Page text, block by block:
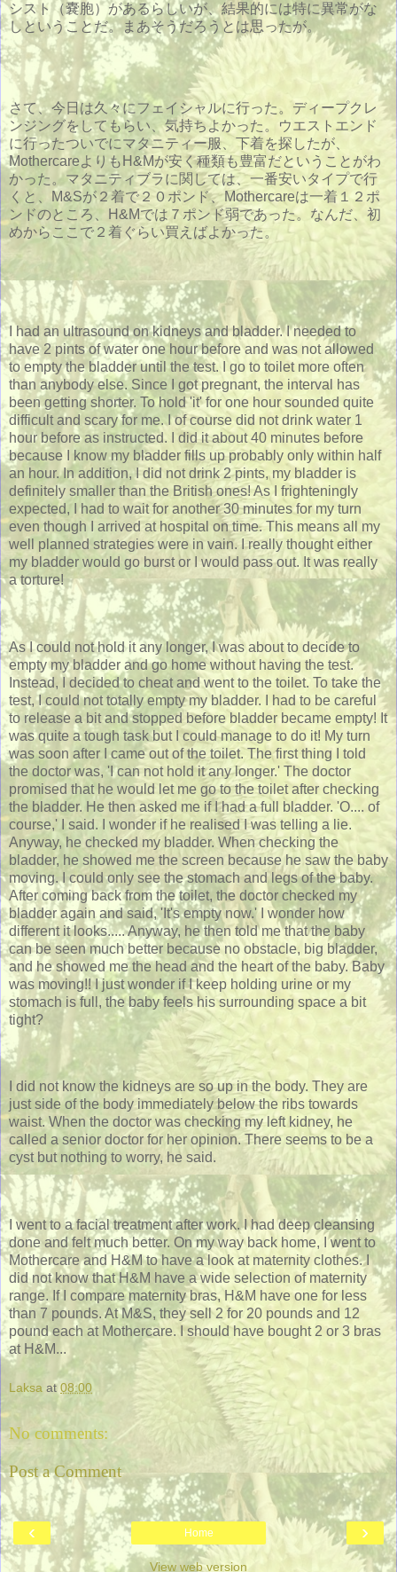
シスト（嚢胞）があるらしいが、結果的には特に異常がな
しということだ。まあそうだろうとは思ったが。
さて、今日は久々にフェイシャルに行った。ディープクレ
ンジングをしてもらい、気持ちよかった。ウエストエンド
に行ったついでにマタニティー服、下着を探したが、
MothercareよりもH&Mが安く種類も豊富だということがわ
かった。マタニティブラに関しては、一番安いタイプで行
くと、M&Sが２着で２０ポンド、Mothercareは一着１２ポ
ンドのところ、H&Mでは７ポンド弱であった。なんだ、初
めからここで２着ぐらい買えばよかった。
I had an ultrasound on kidneys and bladder. I needed to
have 2 pints of water one hour before and was not allowed
to empty the bladder until the test. I go to toilet more often
than anybody else. Since I got pregnant, the interval has
been getting shorter. To hold 'it' for one hour sounded quite
difficult and scary for me. I of course did not drink water 1
hour before as instructed. I did it about 40 minutes before
because I know my bladder fills up probably only within half
an hour. In addition, I did not drink 2 pints, my bladder is
definitely smaller than the British ones! As I frighteningly
expected, I had to wait for another 30 minutes for my turn
even though I arrived at hospital on time. This means all my
well planned strategies were in vain. I really thought either
my bladder would go burst or I would pass out. It was really
a torture!
As I could not hold it any longer, I was about to decide to
empty my bladder and go home without having the test.
Instead, I decided to cheat and went to the toilet. To take the
test, I could not totally empty my bladder. I had to be careful
to release a bit and stopped before bladder became empty! It
was quite a tough task but I could manage to do it! My turn
was soon after I came out of the toilet. The first thing I told
the doctor was, 'I can not hold it any longer.' The doctor
promised that he would let me go to the toilet after checking
the bladder. He then asked me if I had a full bladder. 'O.... of
course,' I said. I wonder if he realised I was telling a lie.
Anyway, he checked my bladder. When checking the
bladder, he showed me the screen because he saw the baby
moving. I could only see the stomach and legs of the baby.
After coming back from the toilet, the doctor checked my
bladder again and said, 'It's empty now.' I wonder how
different it looks..... Anyway, he then told me that the baby
can be seen much better because no obstacle, big bladder,
and he showed me the head and the heart of the baby. Baby
was moving!! I just wonder if I keep holding urine or my
stomach is full, the baby feels his surrounding space a bit
tight?
I did not know the kidneys are so up in the body. They are
just side of the body immediately below the ribs towards
waist. When the doctor was checking my left kidney, he
called a senior doctor for her opinion. There seems to be a
cyst but nothing to worry, he said.
I went to a facial treatment after work. I had deep cleansing
done and felt much better. On my way back home, I went to
Mothercare and H&M to have a look at maternity clothes. I
did not know that H&M have a wide selection of maternity
range. If I compare maternity bras, H&M have one for less
than 7 pounds. At M&S, they sell 2 for 20 pounds and 12
pound each at Mothercare. I should have bought 2 or 3 bras
at H&M...
Laksa at08:00
No comments:
Post a Comment
‹ ›
Home
View web version